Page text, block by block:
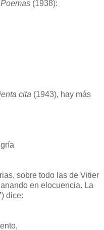
Poemas (1938):
cita (1943), hay más
sobre todo las de Vitier
en elocuencia. La
dice: